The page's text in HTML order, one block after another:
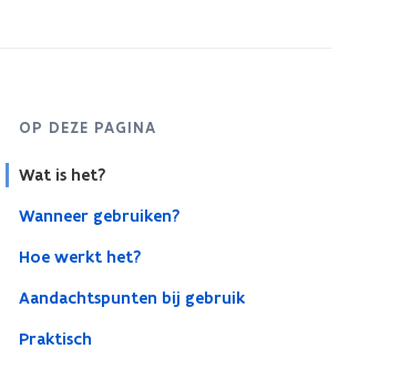
OP DEZE PAGINA
Wat is het?
Wanneer gebruiken?
Hoe werkt het?
Aandachtspunten bij gebruik
Praktisch